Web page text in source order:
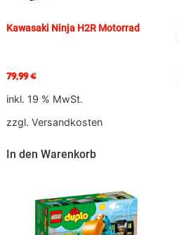
Kawasaki Ninja H2R Motorrad
79,99€
inkl. 19 % MwSt.
zzgl. Versandkosten
In den Warenkorb